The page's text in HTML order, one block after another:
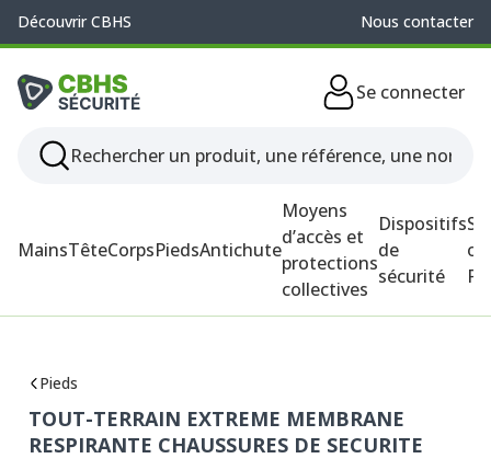
Découvrir CBHS Nous contacter
Se connecter
MainsTêteCorpsPiedsAntichute
Moyens
d’accès et
protections
collectives
Dispositifs
de
sécurité
Pieds
TOUT-TERRAIN EXTREME MEMBRANE
RESPIRANTE CHAUSSURES DE SECURITE